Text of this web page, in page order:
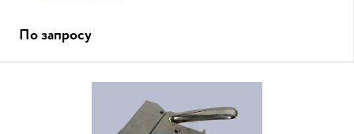
По запросу